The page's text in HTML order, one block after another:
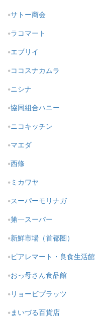
サトー商会
ラコマート
エブリイ
ココスナカムラ
ニシナ
協同組合ハニー
ニコキッチン
マエダ
西條
ミカワヤ
スーパーモリナガ
第一スーパー
新鮮市場（首都圏）
ピアレマート・良食生活館
おっ母さん食品館
リョービプラッツ
まいづる百貨店